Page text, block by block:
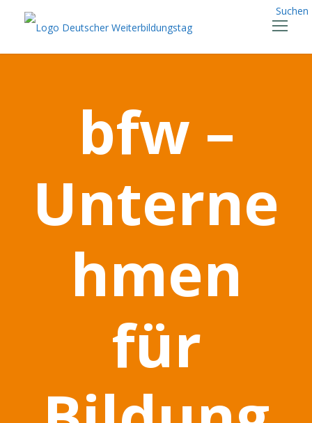
Suchen
bfw –
Unterne
hmen
für